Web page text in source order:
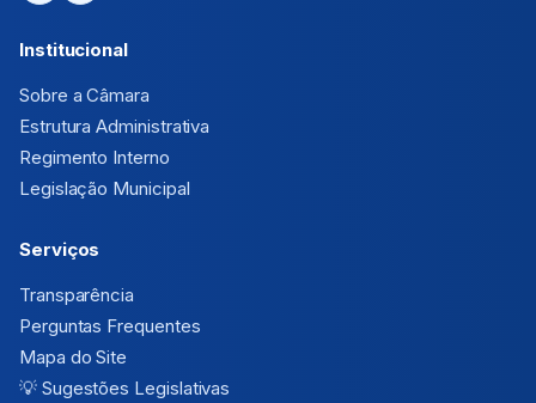
Institucional
Sobre a Câmara
Estrutura Administrativa
Regimento Interno
Legislação Municipal
Serviços
Transparência
Perguntas Frequentes
Mapa do Site
💡Sugestões Legislativas